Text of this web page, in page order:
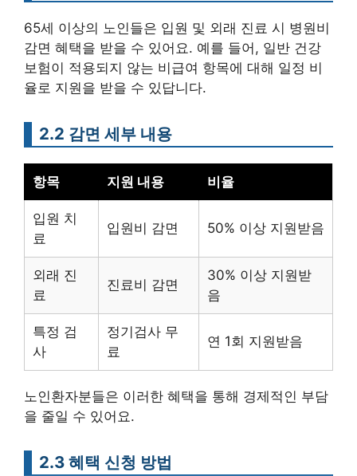
65세 이상의 노인들은 입원 및 외래 진료 시 병원비
감면 혜택을 받을 수 있어요. 예를 들어, 일반 건강
보험이 적용되지 않는 비급여 항목에 대해 일정 비
율로 지원을 받을 수 있답니다.
2.2 감면 세부 내용
항목 지원 내용 비율
입원 치
료
입원비 감면 50% 이상 지원받음
외래 진
료
진료비 감면
30% 이상 지원받
음
특정 검
사
정기검사 무
료
연 1회 지원받음
노인환자분들은 이러한 혜택을 통해 경제적인 부담
을 줄일 수 있어요.
2.3 혜택 신청 방법